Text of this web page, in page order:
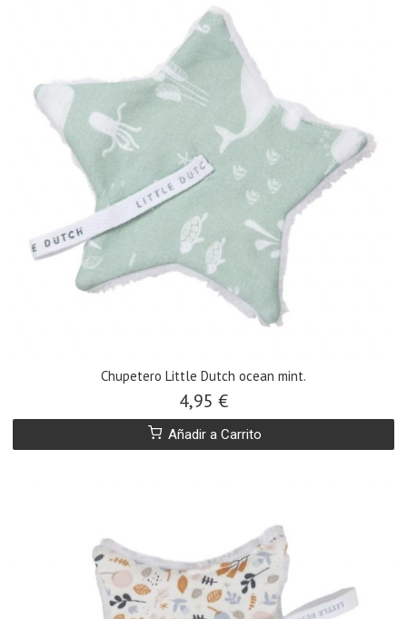
Chupetero Little Dutch ocean mint.
4,95 €
Añadir a Carrito